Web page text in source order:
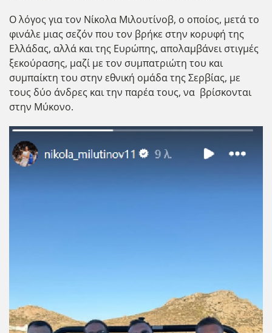
Ο λόγος για τον Νίκολα Μιλουτίνοβ, ο οποίος, μετά το
φινάλε μιας σεζόν που τον βρήκε στην κορυφή της
Ελλάδας, αλλά και της Ευρώπης, απολαμβάνει στιγμές
ξεκούρασης, μαζί με τον συμπατριώτη του και
συμπαίκτη του στην εθνική ομάδα της Σερβίας, με
τους δύο άνδρες και την παρέα τους, να βρίσκονται
στην Μύκονο.